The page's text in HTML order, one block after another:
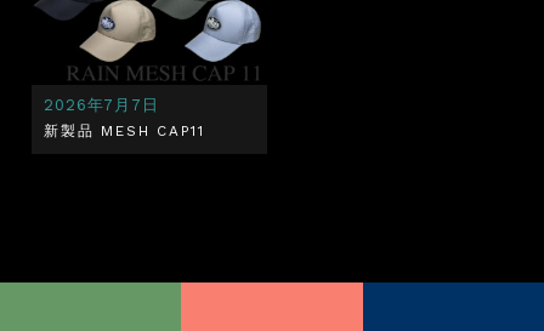
2026年7月7日
新製品 MESH CAP11